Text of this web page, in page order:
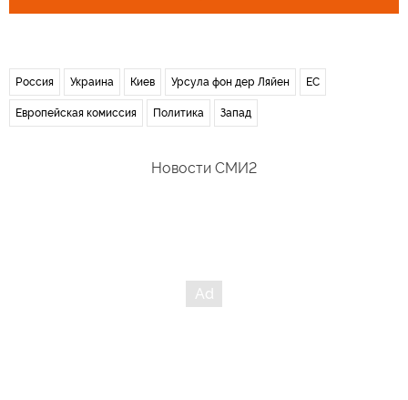
Россия Украина Киев Урсула фон дер Ляйен ЕС
Европейская комиссия Политика Запад
Новости СМИ2